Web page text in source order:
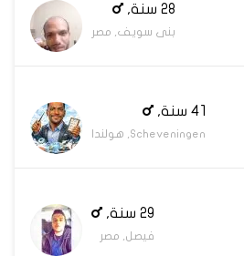
28 سنة,
بنى سويف, مصر
41 سنة,
Scheveningen, هولندا
29 سنة,
فيصل, مصر